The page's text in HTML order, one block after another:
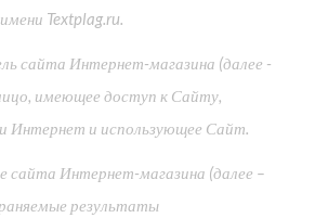
Textplag.ru.
сайта Интернет-магазина (далее -
имеющее доступ к Сайту,
Интернет и использующее Сайт.
сайта Интернет-магазина (далее –
результаты